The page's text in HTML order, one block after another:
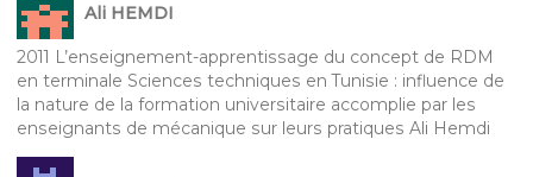
Ali HEMDI
2011 L’enseignement-apprentissage du concept de RDM
en terminale Sciences techniques en Tunisie : influence de
la nature de la formation universitaire accomplie par les
enseignants de mécanique sur leurs pratiques Ali Hemdi